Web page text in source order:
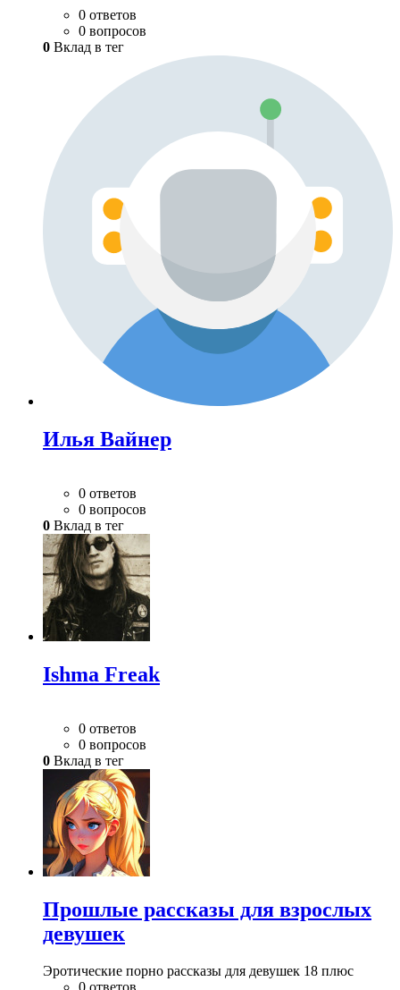
0 ответов
0 вопросов
0 Вклад в тег
Илья Вайнер
0 ответов
0 вопросов
0 Вклад в тег
Ishma Freak
0 ответов
0 вопросов
0 Вклад в тег
Прошлые рассказы для взрослых
девушек
Эротические порно рассказы для девушек 18 плюс